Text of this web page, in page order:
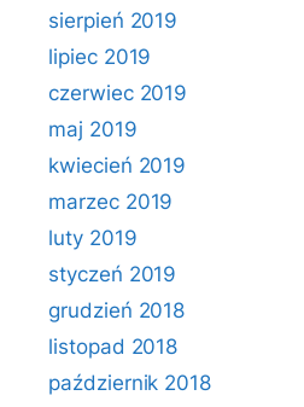
sierpień 2019
lipiec 2019
czerwiec 2019
maj 2019
kwiecień 2019
marzec 2019
luty 2019
styczeń 2019
grudzień 2018
listopad 2018
październik 2018